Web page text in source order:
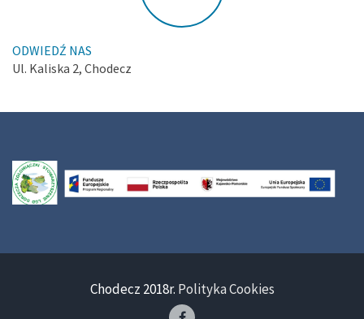
ODWIEDŹ NAS
Ul. Kaliska 2, Chodecz
Chodecz 2018r. Polityka Cookies